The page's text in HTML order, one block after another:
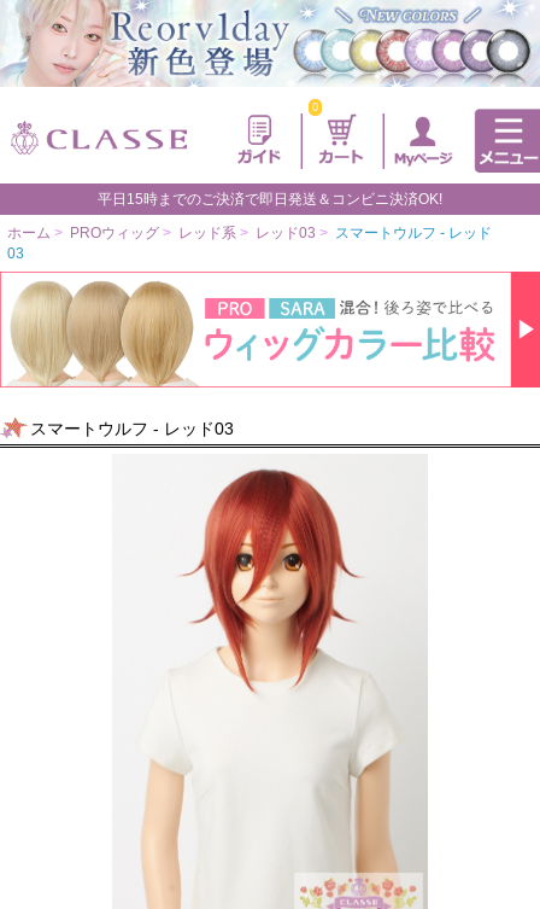
0
平日15時までのご決済で即日発送＆コンビニ決済OK!
ホーム > PROウィッグ > レッド系 > レッド03 > スマートウルフ - レッド
03
スマートウルフ - レッド03